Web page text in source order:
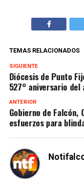
TEMAS RELACIONADOS
SIGUIENTE
Diócesis de Punto
527° aniversario
ANTERIOR
Gobierno de Falcón,
esfuerzos para